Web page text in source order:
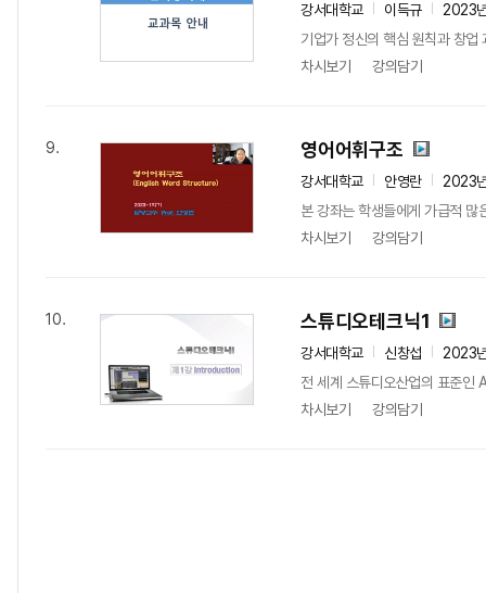
강서대학교 이득규
2023
기업가 정신의 핵심 원칙과 창
차시보기
강의담기
9. 영어어휘구조
강서대학교 안영란
2023
본 강좌는 학생들에게 가급적 많
차시보기
강의담기
10. 스튜디오테크닉1
강서대학교 신창섭
2023
전 세계 스튜디오산업의 표준
차시보기
강의담기